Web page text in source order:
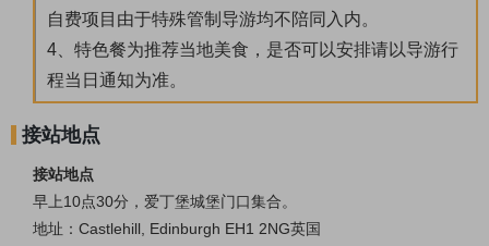
自费项目由于特殊管制导游均不陪同入内。
4、特色餐为推荐当地美食，是否可以安排请以导游行
程当日通知为准。
接站地点
接站地点
早上10点30分，爱丁堡城堡门口集合。
地址：Castlehill, Edinburgh EH1 2NG英国